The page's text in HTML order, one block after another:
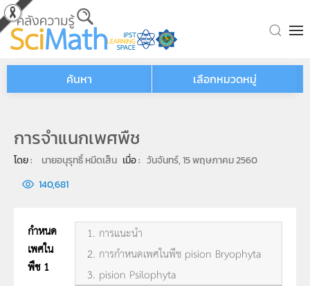
Skip to main content
ค้นหา เลือกหมวดหมู่
การจำแนกเพศพืช
โดย : นายอนุรุทธิ์ หมีดเส็น เมื่อ : วันจันทร์, 15 พฤษภาคม 2560
140,681
1. การแนะนำ
2. การกำหนดเพศในพืช pision Bryophyta
3. pision Psilophyta
กำหนด
เพศใน
พืช 1